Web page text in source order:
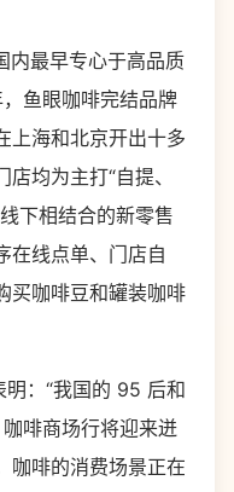
内最早专心于高品质
鱼眼咖啡完结品牌
上海和北京开出十多
均为主打“自提、
下相结合的新零售
在线点单、门店自
买咖啡豆和罐装咖啡
：“我国的 95 后和
啡商场行将迎来迸
咖啡的消费场景正在